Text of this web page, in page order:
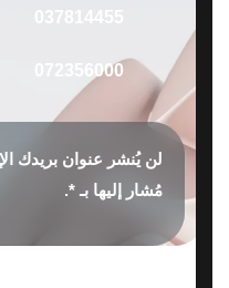
037814455
072356000
لن يُنشر عنوان بريدك
مُشار إليها بـ *.